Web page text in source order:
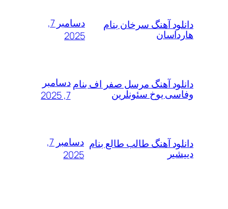
آهنگ سرخان بنام
آهنگ مرسل صفر اف بنام
یوخ سئونلرین
دسامبر
7, 2025
آهنگ طالب طالع بنام
دسامبر 7,